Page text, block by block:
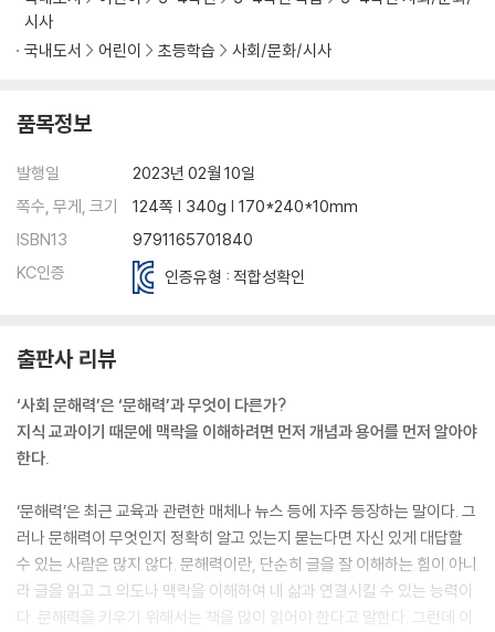
시사
국내도서
어린이 초등학습 사회/문화/시사
품목정보
발행일
2023년 02월 10일
쪽수, 무게, 크기
124쪽 | 340g | 170*240*10mm
ISBN13
9791165701840
KC인증
인증유형 : 적합성확인
출판사 리뷰
‘사회 문해력’은 ‘문해력’과 무엇이 다른가?
지식 교과이기 때문에 맥락을 이해하려면 먼저 개념과 용어를 먼저 알아야
한다.
‘문해력’은 최근 교육과 관련한 매체나 뉴스 등에 자주 등장하는 말이다. 그
러나 문해력이 무엇인지 정확히 알고 있는지 묻는다면 자신 있게 대답할
수 있는 사람은 많지 않다. 문해력이란, 단순히 글을 잘 이해하는 힘이 아니
라 글을 읽고 그 의도나 맥락을 이해하여 내 삶과 연결시킬 수 있는 능력이
다. 문해력을 키우기 위해서는 책을 많이 읽어야 한다고 말한다. 그런데 이